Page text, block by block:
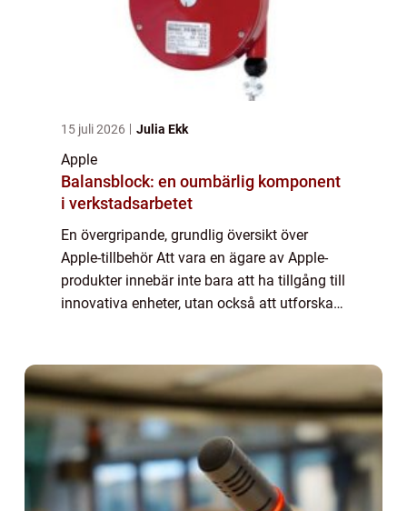
15 juli 2026 Julia Ekk
Apple
Balansblock: en oumbärlig komponent
i verkstadsarbetet
En övergripande, grundlig översikt över
Apple-tillbehör Att vara en ägare av Apple-
produkter innebär inte bara att ha tillgång till
innovativa enheter, utan också att utforska